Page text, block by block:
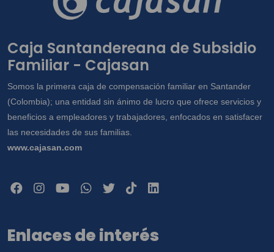
Caja Santandereana de Subsidio
Familiar - Cajasan
Somos la primera caja de compensación familiar en Santander
(Colombia); una entidad sin ánimo de lucro que ofrece servicios y
beneficios a empleadores y trabajadores, enfocados en satisfacer
las necesidades de sus familias.
www.cajasan.com
Enlaces de interés